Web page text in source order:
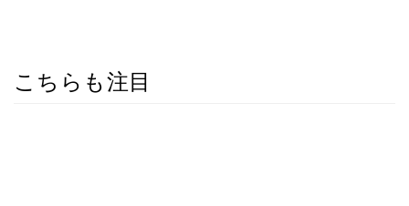
こちらも注目